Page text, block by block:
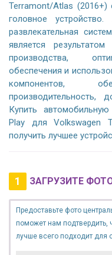
Terramont/Atlas (2016+)
головное
развлекательная
является результатом
производства,
обеспечения и
компонентов,
производительность,
Купить
Play для Volkswagen
получить лучшее
1 ЗАГРУЗИТЕ
Предоставьте фото
поможет нам подтвердить,
лучше всего подходит для